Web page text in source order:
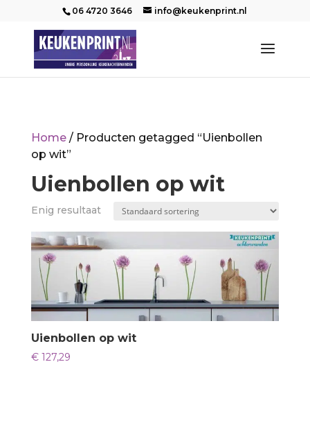
06 4720 3646 info@keukenprint.nl
Home/ Producten getagged “Uienbollen
op wit”
Uienbollen op wit
Enig resultaat
Uienbollen op wit
€127,29